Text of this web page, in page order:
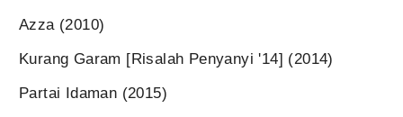
Azza (2010)
Kurang Garam [Risalah Penyanyi '14] (2014)
Partai Idaman (2015)